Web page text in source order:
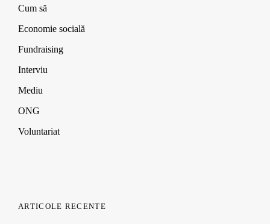
d
w w
Cum să
Economie socială
Fundraising
Interviu
Mediu
ONG
Voluntariat
ARTICOLE RECENTE